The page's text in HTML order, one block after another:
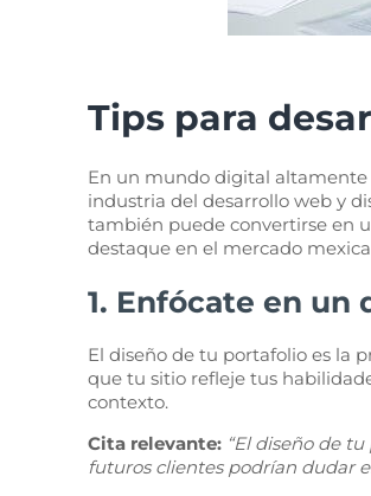
Tips para
En un mundo digital altamente
industria del desarrollo web y
también puede convertirse en
destaque en el mercado
1. Enfócate en
El diseño de tu portafolio es la
que tu sitio refleje tus
contexto.
Cita relevante: “El diseño de
futuros clientes podrían dudar